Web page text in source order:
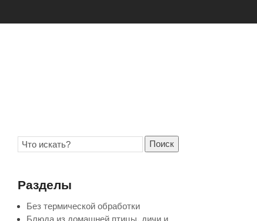
Поиск
Разделы
Без термической обработки
Блюда из домашней птицы, дичи и